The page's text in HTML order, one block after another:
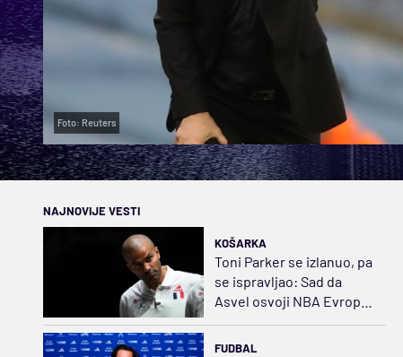
Foto: Reuters
NAJNOVIJE VESTI
KOŠARKA
Toni Parker se izlanuo, pa
se ispravljao: Sad da
Asvel osvoji NBA Evropu,
FUDBAL